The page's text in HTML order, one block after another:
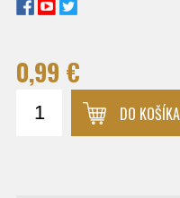
0,99 €
DO KOŠÍKA